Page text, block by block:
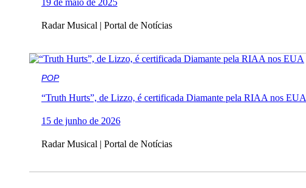
Radar Musical | Portal de Notícias
POP
“Truth Hurts”, de Lizzo, é certificada Diamante pela RIAA nos EUA
15 de junho de 2026
Radar Musical | Portal de Notícias